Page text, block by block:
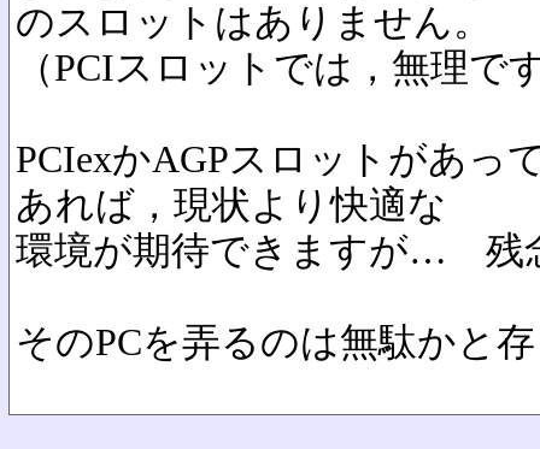
のスロットはありません。
（PCIスロットでは，無理で
PCIexかAGPスロットがあっ
あれば，現状より快適な
環境が期待できますが… 残
そのPCを弄るのは無駄かと